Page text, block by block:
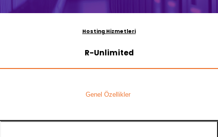
Hosting Hizmetleri
R-Unlimited
Genel Özellikler